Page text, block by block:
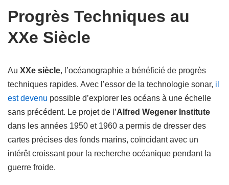
Progrès Techniques au
XXe Siècle
Au XXe siècle, l’océanographie a bénéficié de progrès
techniques rapides. Avec l’essor de la technologie sonar, il
est devenu possible d’explorer les océans à une échelle
sans précédent. Le projet de l’Alfred Wegener Institute
dans les années 1950 et 1960 a permis de dresser des
cartes précises des fonds marins, coïncidant avec un
intérêt croissant pour la recherche océanique pendant la
guerre froide.